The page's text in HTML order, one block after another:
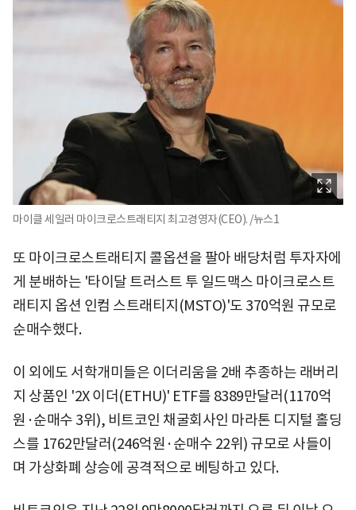
마이클 세일러 마이크로스트래티지 최고경영자(CEO). /뉴스1
또 마이크로스트래티지 콜옵션을 팔아 배당처럼 투자자에
게 분배하는 '타이달 트러스트 투 일드맥스 마이크로스트
래티지 옵션 인컴 스트래티지(MSTO)'도 370억원 규모로
순매수했다.
이 외에도 서학개미들은 이더리움을 2배 추종하는 래버리
지 상품인 '2X 이더(ETHU)' ETF를 8389만달러(1170억
원·순매수 3위), 비트코인 채굴회사인 마라톤 디지털 홀딩
스를 1762만달러(246억원·순매수 22위) 규모로 사들이
며 가상화폐 상승에 공격적으로 베팅하고 있다.